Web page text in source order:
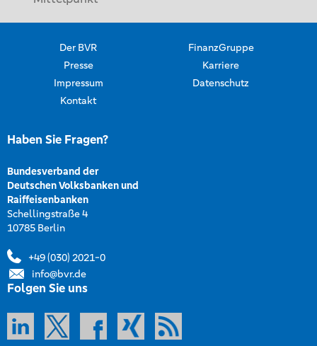
Der BVR
FinanzGruppe
Presse
Karriere
Impressum
Datenschutz
Kontakt
Haben Sie Fragen?
Bundesverband der
Deutschen Volksbanken und
Raiffeisenbanken
Schellingstraße 4
10785 Berlin
+49 (030) 2021-0
info@bvr.de
Folgen Sie uns